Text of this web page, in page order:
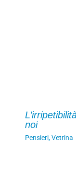
noi
Pensieri,Vetrina